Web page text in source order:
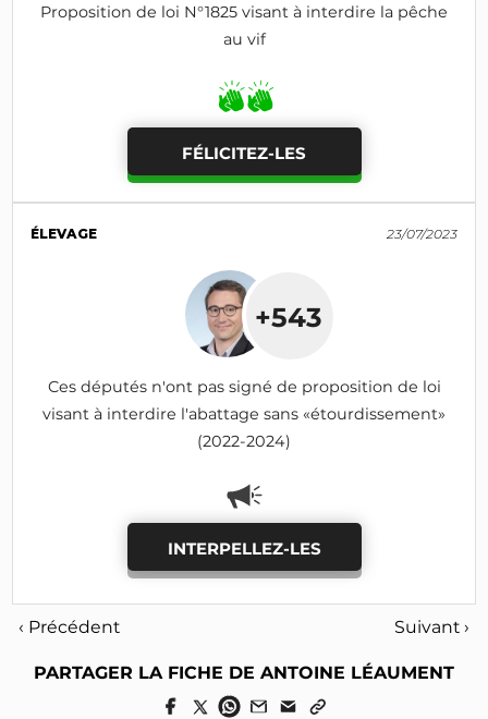
Proposition de loi N°1825 visant à interdire la pêche
au vif
FÉLICITEZ-LES
ÉLEVAGE 23/07/2023
+543
Ces députés n'ont pas signé de proposition de loi
visant à interdire l'abattage sans «étourdissement»
(2022-2024)
INTERPELLEZ-LES
‹ Précédent Suivant ›
PARTAGER LA FICHE DE ANTOINE LÉAUMENT